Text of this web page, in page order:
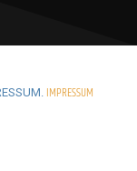
IMPRESSUM